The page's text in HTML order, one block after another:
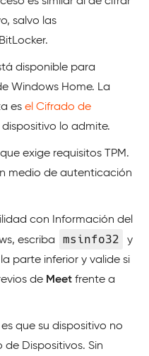
salvo las
disponible para
Windows Home. La
es el Cifrado de
dispositivo lo admite.
exige requisitos TPM.
medio de autenticación
con Información del
escriba
msinfo32
y
parte inferior y valide si
de Meet frente a
que su dispositivo no
Dispositivos. Sin